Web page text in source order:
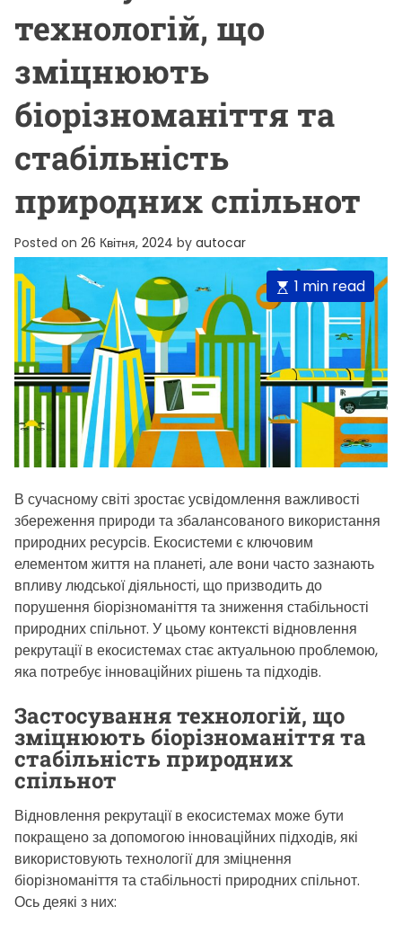
технологій, що
зміцнюють
біорізноманіття та
стабільність
природних спільнот
Posted on 26 Квітня, 2024 by autocar
E
s
t
i
m
t
e
d
e
a
t
i
m
e
1 min read
В сучасному світі зростає усвідомлення важливості
збереження природи та збалансованого використання
природних ресурсів. Екосистеми є ключовим
елементом життя на планеті, але вони часто зазнають
впливу людської діяльності, що призводить до
порушення біорізноманіття та зниження стабільності
природних спільнот. У цьому контексті відновлення
рекрутації в екосистемах стає актуальною проблемою,
яка потребує інноваційних рішень та підходів.
Застосування технологій, що
зміцнюють біорізноманіття та
стабільність природних
спільнот
Відновлення рекрутації в екосистемах може бути
покращено за допомогою інноваційних підходів, які
використовують технології для зміцнення
біорізноманіття та стабільності природних спільнот.
Ось деякі з них: